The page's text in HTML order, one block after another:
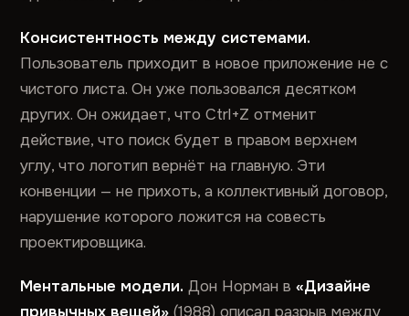
Консистентность между системами.
Пользователь приходит в новое приложение не с
чистого листа. Он уже пользовался десятком
других. Он ожидает, что Ctrl+Z отменит
действие, что поиск будет в правом верхнем
углу, что логотип вернёт на главную. Эти
конвенции — не прихоть, а коллективный договор,
нарушение которого ложится на совесть
проектировщика.
Ментальные модели. Дон Норман в«Дизайне
привычных вещей» (1988) описал разрыв между